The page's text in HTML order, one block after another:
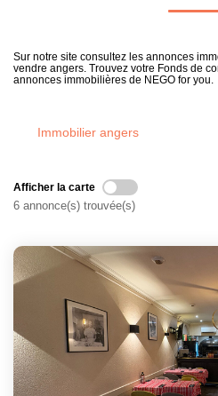
Sur notre site consultez les annonces
vendre angers. Trouvez votre Fonds de
annonces immobilières de NEGO for you.
Immobilier angers
Afficher la carte
6 annonce(s) trouvée(s)